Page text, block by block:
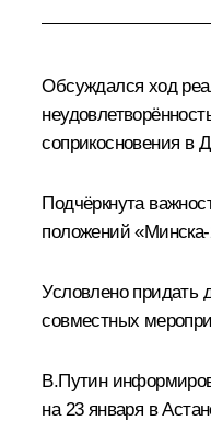
Обсуждался ход
соприкосновения в
Подчёркнута
положений
Условлено придать
совместных
В.Путин
на 23 января в